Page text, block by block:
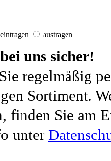
eintragen austragen
uns sicher!
regelmäßig
Sortiment.
finden Sie am
unter